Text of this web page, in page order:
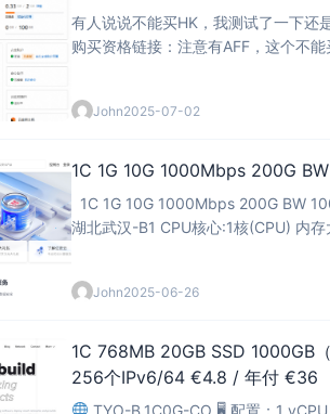
有人说说不能买HK，我测试了一下还
购买资格链接：注意有AFF，这个不能买HK 然后下面就是直接的购买页面，是可以买HK:
John2025-07-02
1C 1G 10G 1000Mbps 200G
湖北武汉-B1 CPU核心:1核(CPU) 内
John2025-06-26
1C 768MB 20GB SSD 1000GB
256个IPv6/64 €4.8 / 年付 €36